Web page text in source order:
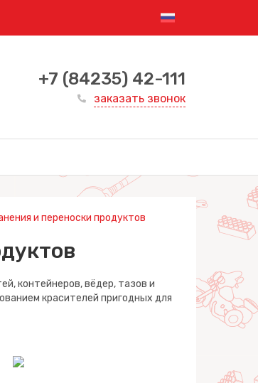
+7 (84235) 42-111
заказать звонок
и переноски продуктов
контейнеров, вёдер, тазов и
красителей пригодных для